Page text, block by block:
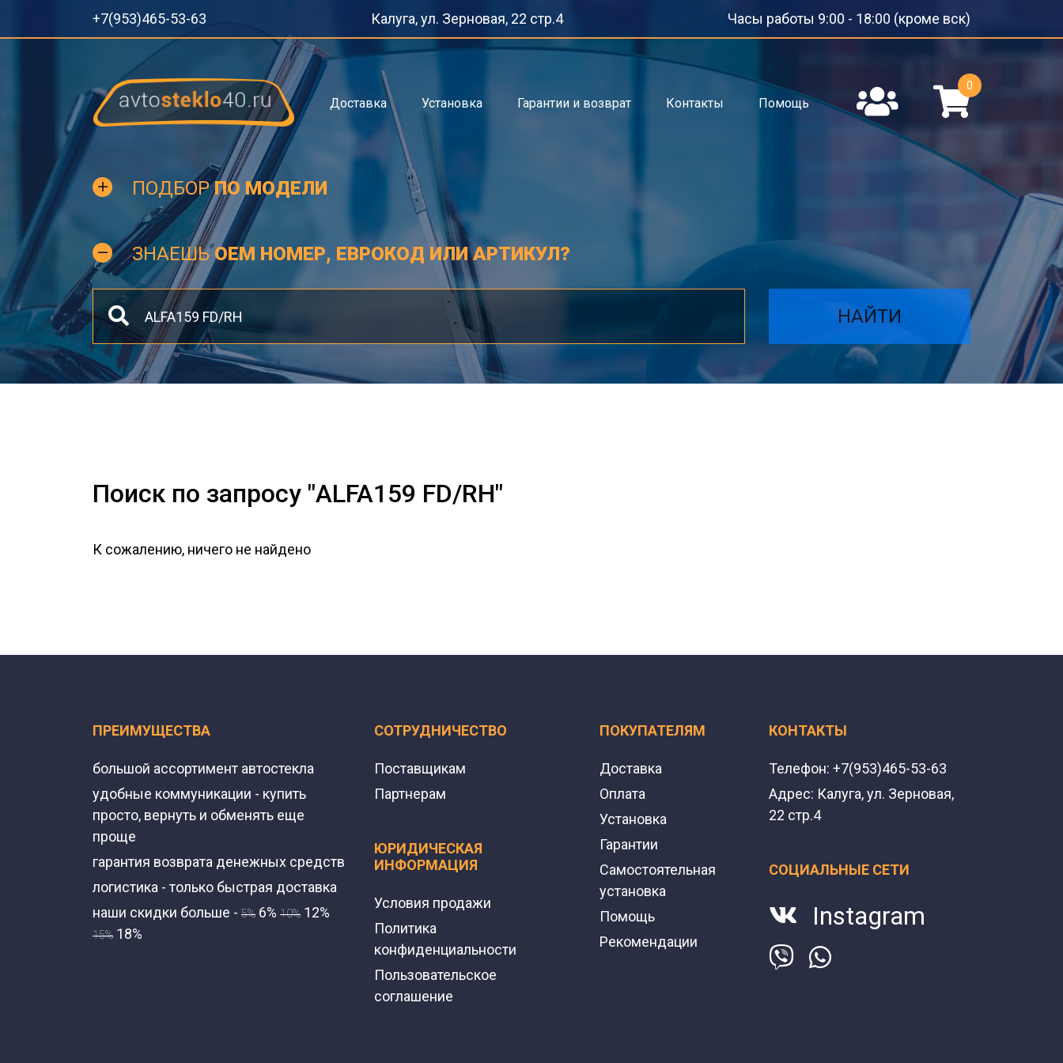
+7(953)465-53-63 Калуга, ул. Зерновая, 22 стр.4 Часы работы 9:00 - 18:00 (кроме вск)
Доставка Установка Гарантии и возврат Контакты Помощь
0
ПОДБОРПО МОДЕЛИ
ЗНАЕШЬOEM НОМЕР, ЕВРОКОД ИЛИ АРТИКУЛ?
НАЙТИ
Поиск по запросу "ALFA159 FD/RH"
К сожалению, ничего не найдено
ПРЕИМУЩЕСТВА
большой ассортимент автостекла
удобные коммуникации - купить
просто, вернуть и обменять еще
проще
гарантия возврата денежных средств
логистика - только быстрая доставка
наши скидки больше - 5% 6% 10% 12%
15% 18%
СОТРУДНИЧЕСТВО
Поставщикам
Партнерам
ЮРИДИЧЕСКАЯ
ИНФОРМАЦИЯ
Условия продажи
Политика
конфиденциальности
Пользовательское
соглашение
ПОКУПАТЕЛЯМ
Доставка
Оплата
Установка
Гарантии
Самостоятельная
установка
Помощь
Рекомендации
КОНТАКТЫ
Телефон: +7(953)465-53-63
Адрес: Калуга, ул. Зерновая,
22 стр.4
СОЦИАЛЬНЫЕ СЕТИ
Instagram